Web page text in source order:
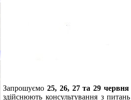
Запрошуємо 25, 26, 27 та 29
здійснюють консультування з